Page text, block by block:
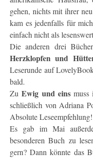
gehen, nichts mit ihrer
kam es jedenfalls für
einfach nicht als
Die anderen drei
Herzklopfen und
Leserunde auf
bald.
ZuEwig und einsmuss
schließlich von Adriana
Absolute
Es gab im Mai
besonderen Buch zu
gern? Dann könnte das